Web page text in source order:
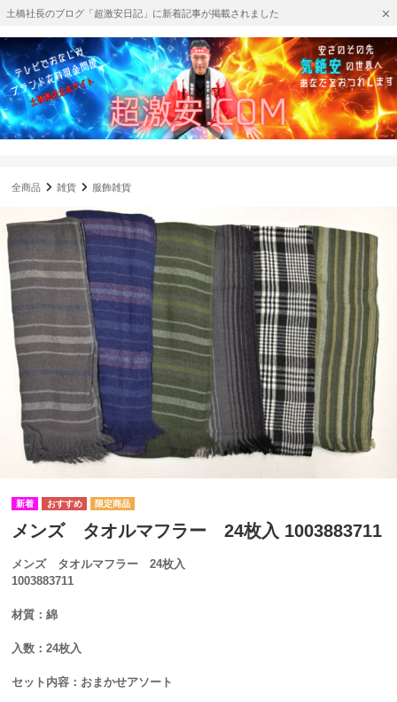
土橋社長のブログ「超激安日記」に新着記事が掲載されました
全商品 雑貨 服飾雑貨
メンズ タオルマフラー 24枚入 1003883711
メンズ タオルマフラー 24枚入
1003883711
材質：綿
入数：24枚入
セット内容：おまかせアソート